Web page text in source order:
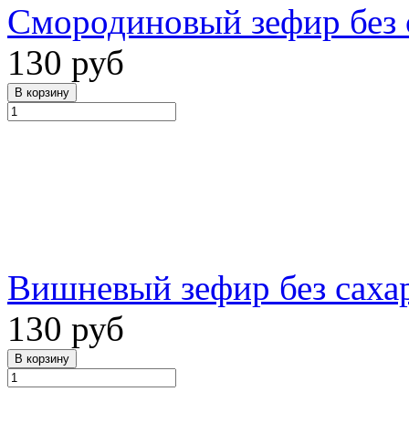
Смородиновый зефир без
130 руб
Вишневый зефир без
130 руб